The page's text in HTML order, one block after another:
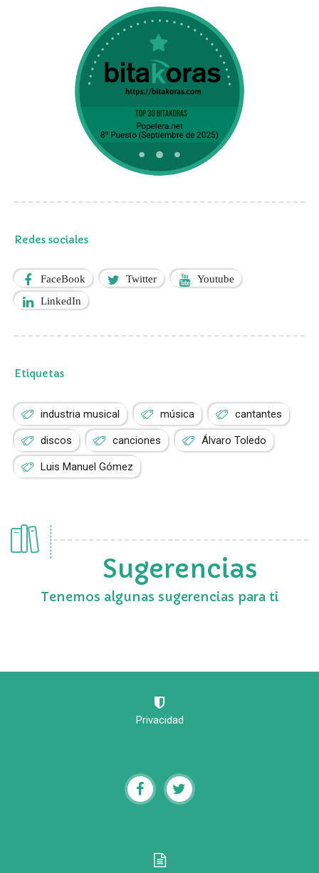
Redes sociales
FaceBook Twitter Youtube
LinkedIn
Etiquetas
industria musical música cantantes
discos canciones Álvaro Toledo
Luis Manuel Gómez
Sugerencias
Tenemos algunas sugerencias para ti
Privacidad